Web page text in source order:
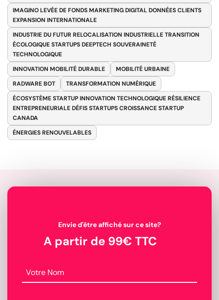
IMAGINO LEVÉE DE FONDS MARKETING DIGITAL DONNÉES CLIENTS
EXPANSION INTERNATIONALE
INDUSTRIE DU FUTUR RELOCALISATION INDUSTRIELLE TRANSITION
ÉCOLOGIQUE STARTUPS DEEPTECH SOUVERAINETÉ
TECHNOLOGIQUE
INNOVATION MOBILITÉ DURABLE
MOBILITÉ URBAINE
RADWARE BOT
TRANSFORMATION NUMÉRIQUE
ÉCOSYSTÈME STARTUP INNOVATION TECHNOLOGIQUE RÉSILIENCE
ENTREPRENEURIALE DÉFIS STARTUPS CROISSANCE STARTUP
CANADA
ÉNERGIES RENOUVELABLES
Envie d'être affiché sur ce site?
A partir de 99€ TTC